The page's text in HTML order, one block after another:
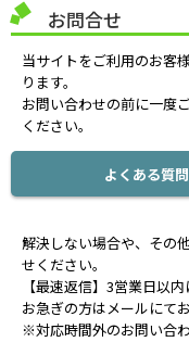
お問合せ
当サイトをご利用のお客
ります。
お問い合わせの前に一度
ください。
よくある質問
解決しない場合や、その
せください。
【最速返信】3営業日以
お急ぎの方はメールにて
※対応時間外のお問い合